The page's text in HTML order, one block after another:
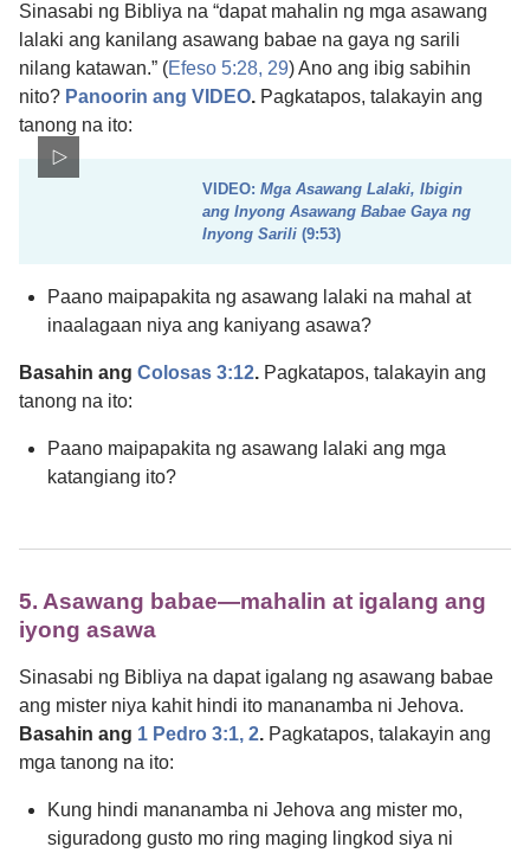
Sinasabi ng Bibliya na “dapat mahalin ng mga asawang
lalaki ang kanilang asawang babae na gaya ng sarili
nilang katawan.” (Efeso 5:​28, 29) Ano ang ibig sabihin
nito? Panoorin ang VIDEO. Pagkatapos, talakayin ang
tanong na ito:
VIDEO: Mga Asawang Lalaki, Ibigin
ang Inyong Asawang Babae Gaya ng
Inyong Sarili(9:​53)
Paano maipapakita ng asawang lalaki na mahal at
inaalagaan niya ang kaniyang asawa?
Basahin ang Colosas 3:12. Pagkatapos, talakayin ang
tanong na ito:
Paano maipapakita ng asawang lalaki ang mga
katangiang ito?
5. Asawang babae​—mahalin at igalang ang
iyong asawa
Sinasabi ng Bibliya na dapat igalang ng asawang babae
ang mister niya kahit hindi ito mananamba ni Jehova.
Basahin ang 1 Pedro 3:​1, 2. Pagkatapos, talakayin ang
mga tanong na ito:
Kung hindi mananamba ni Jehova ang mister mo,
siguradong gusto mo ring maging lingkod siya ni